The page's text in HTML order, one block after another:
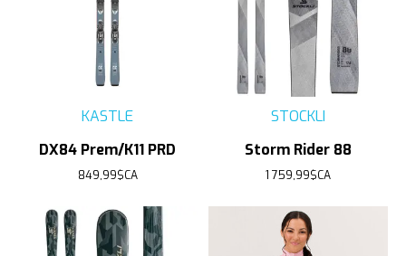
KASTLE
DX84 Prem/K11 PRD
849,99$CA
STOCKLI
Storm Rider 88
1 759,99$CA